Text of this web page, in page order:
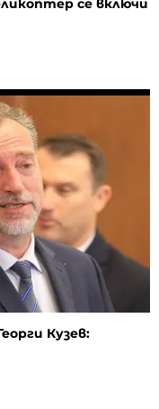
се включи
Кузев: